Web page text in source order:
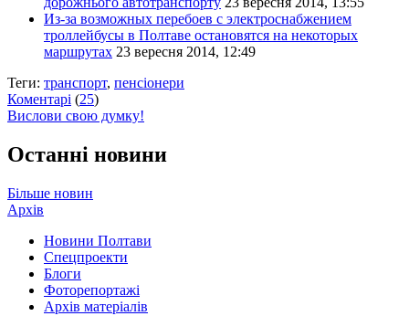
Из-за возможных перебоев с электроснабжением
троллейбусы в Полтаве остановятся на некоторых
маршрутах 23 вересня 2014, 12:49
Теги: транспорт, пенсіонери
Коментарі (25)
Вислови свою думку!
Останні новини
Більше новин
Архів
Новини Полтави
Спецпроекти
Блоги
Фоторепортажі
Архів матеріалів